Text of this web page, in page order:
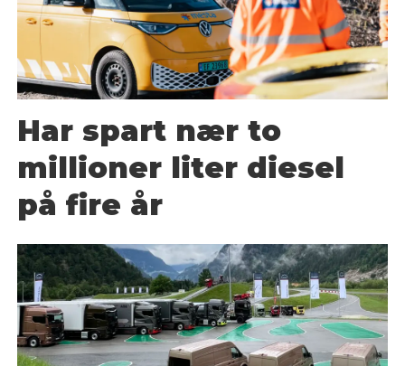
Har spart nær to
millioner liter diesel
på fire år